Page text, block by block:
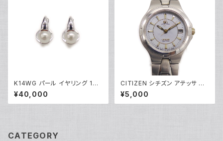
K14WG パール イヤリング 14
金 クリップ式 Y05249
¥40,000
CITIZEN シチズン アテッサ エ
コドライブ ソーラー レディース
ウォッチ E010-K17977 シェル
文字盤 Y05274
¥5,000
CATEGORY